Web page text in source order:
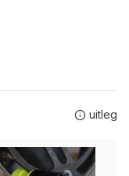
uitleg